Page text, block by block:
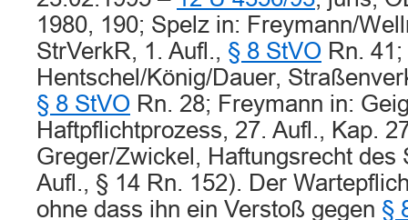
1980, 190; Spelz in: Freymann/
StrVerkR, 1. Aufl., § 8 StVO Rn.
Hentschel/König/Dauer,
§ 8 StVO Rn. 28; Freymann in:
Haftpflichtprozess, 27. Aufl., Kap.
Greger/Zwickel, Haftungsrecht des
Aufl., § 14 Rn. 152). Der
ohne dass ihn ein Verstoß gegen §